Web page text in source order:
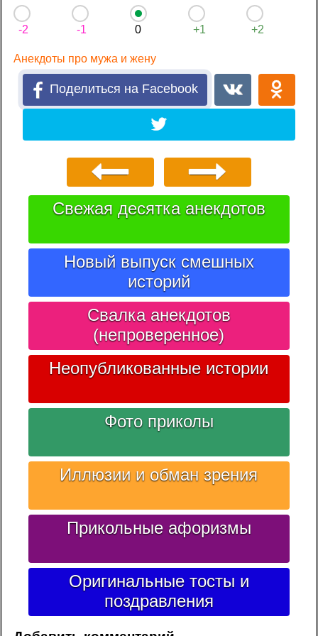
-2 -1 0 +1 +2
Анекдоты про мужа и жену
Поделиться на Facebook
Свежая десятка анекдотов
Новый выпуск смешных
историй
Свалка анекдотов
(непроверенное)
Неопубликованные истории
Фото приколы
Иллюзии и обман зрения
Прикольные афоризмы
Оригинальные тосты и
поздравления